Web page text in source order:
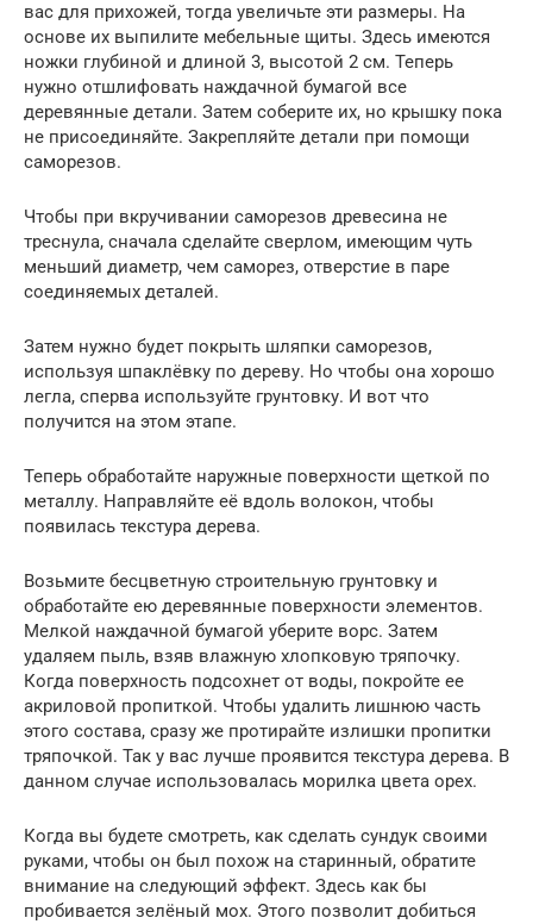
вас для прихожей, тогда увеличьте эти размеры. На
основе их выпилите мебельные щиты. Здесь имеются
ножки глубиной и длиной 3, высотой 2 см. Теперь
нужно отшлифовать наждачной бумагой все
деревянные детали. Затем соберите их, но крышку пока
не присоединяйте. Закрепляйте детали при помощи
саморезов.
Чтобы при вкручивании саморезов древесина не
треснула, сначала сделайте сверлом, имеющим чуть
меньший диаметр, чем саморез, отверстие в паре
соединяемых деталей.
Затем нужно будет покрыть шляпки саморезов,
используя шпаклёвку по дереву. Но чтобы она хорошо
легла, сперва используйте грунтовку. И вот что
получится на этом этапе.
Теперь обработайте наружные поверхности щеткой по
металлу. Направляйте её вдоль волокон, чтобы
появилась текстура дерева.
Возьмите бесцветную строительную грунтовку и
обработайте ею деревянные поверхности элементов.
Мелкой наждачной бумагой уберите ворс. Затем
удаляем пыль, взяв влажную хлопковую тряпочку.
Когда поверхность подсохнет от воды, покройте ее
акриловой пропиткой. Чтобы удалить лишнюю часть
этого состава, сразу же протирайте излишки пропитки
тряпочкой. Так у вас лучше проявится текстура дерева. В
данном случае использовалась морилка цвета орех.
Когда вы будете смотреть, как сделать сундук своими
руками, чтобы он был похож на старинный, обратите
внимание на следующий эффект. Здесь как бы
пробивается зелёный мох. Этого позволит добиться